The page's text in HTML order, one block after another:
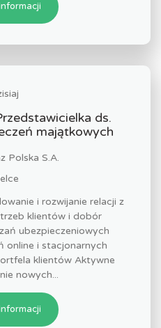
ds.
majątkowych
Polska S.A.
i rozwijanie relacji z
klientów i dobór
ubezpieczeniowych
online i stacjonarnych
klientów Aktywne
nowych...